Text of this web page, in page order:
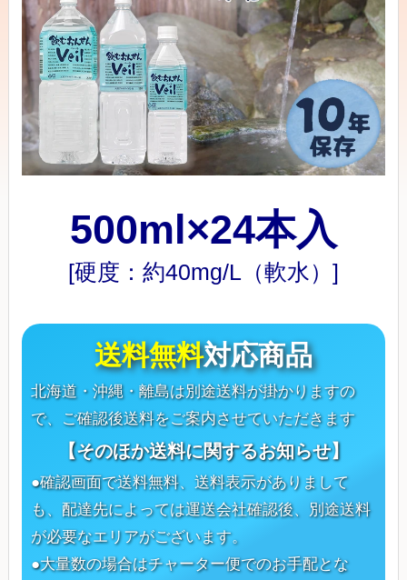
500ml×24本入
[硬度：約40mg/L（軟水）]
送料無料対応商品
北海道・沖縄・離島は別途送料が掛かりますの
で、ご確認後送料をご案内させていただきます
【そのほか送料に関するお知らせ】
●確認画面で送料無料、送料表示がありまして
も、配達先によっては運送会社確認後、別途送料
が必要なエリアがございます。
●大量数の場合はチャーター便でのお手配とな